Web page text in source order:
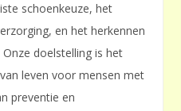
schoenkeuze, het
en het herkennen
doelstelling is het
leven voor mensen met
preventie en